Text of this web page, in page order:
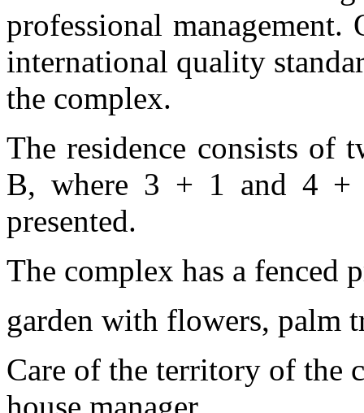
professional
international quality
the complex.
The residence consists of
B, where 3 + 1 and 4 +
presented.
The complex has a fenced
garden with flowers, palm
Care of the territory of the